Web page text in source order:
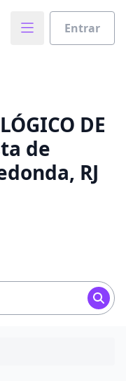
Entrar
estudos
DE
de
RJ